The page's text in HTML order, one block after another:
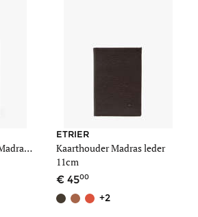
Documentenhouder Madras leder
ETRIER
Kaarthouder Madras leder
11cm
4500
+2